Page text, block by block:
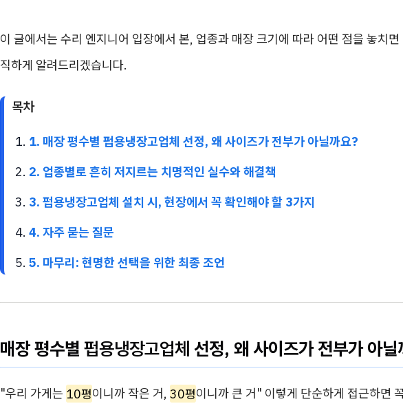
이 글에서는 수리 엔지니어 입장에서 본, 업종과 매장 크기에 따라 어떤 점을 놓치면
직하게 알려드리겠습니다.
목차
1. 매장 평수별 펍용냉장고업체 선정, 왜 사이즈가 전부가 아닐까요?
2. 업종별로 흔히 저지르는 치명적인 실수와 해결책
3. 펍용냉장고업체 설치 시, 현장에서 꼭 확인해야 할 3가지
4. 자주 묻는 질문
5. 마무리: 현명한 선택을 위한 최종 조언
매장 평수별 펍용냉장고업체 선정, 왜 사이즈가 전부가 아닐
"우리 가게는 10평이니까 작은 거, 30평이니까 큰 거" 이렇게 단순하게 접근하면